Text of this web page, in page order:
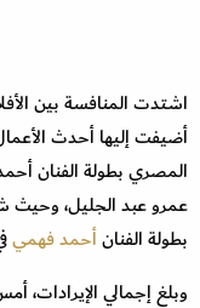
اشتدت المنافسة بين
المصري بطولة الفنان
عمرو عبد الجليل،
بطولة الفنانأحمد فهمي